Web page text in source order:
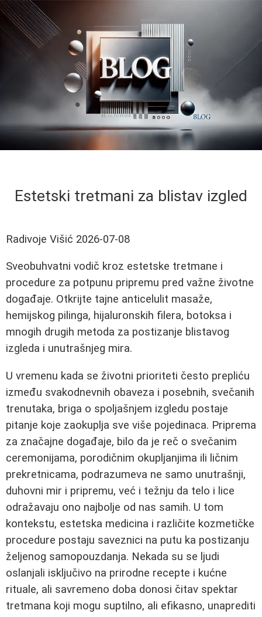
Estetski tretmani za blistav izgled
Radivoje Višić 2026-07-08
Sveobuhvatni vodič kroz estetske tretmane i
procedure za potpunu pripremu pred važne životne
događaje. Otkrijte tajne anticelulit masaže,
hemijskog pilinga, hijaluronskih filera, botoksa i
mnogih drugih metoda za postizanje blistavog
izgleda i unutrašnjeg mira.
U vremenu kada se životni prioriteti često prepliću
između svakodnevnih obaveza i posebnih, svečanih
trenutaka, briga o spoljašnjem izgledu postaje
pitanje koje zaokuplja sve više pojedinaca. Priprema
za značajne događaje, bilo da je reč o svečanim
ceremonijama, porodičnim okupljanjima ili ličnim
prekretnicama, podrazumeva ne samo unutrašnji,
duhovni mir i pripremu, već i težnju da telo i lice
odražavaju ono najbolje od nas samih. U tom
kontekstu, estetska medicina i različite kozmetičke
procedure postaju saveznici na putu ka postizanju
željenog samopouzdanja. Nekada su se ljudi
oslanjali isključivo na prirodne recepte i kućne
rituale, ali savremeno doba donosi čitav spektar
tretmana koji mogu suptilno, ali efikasno, unaprediti